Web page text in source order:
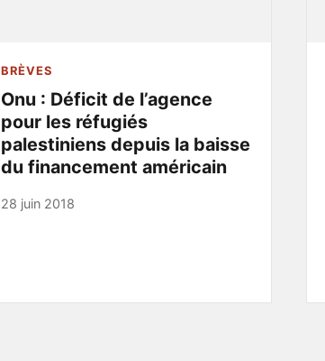
BRÈVES
Onu : Déficit de l’agence
pour les réfugiés
palestiniens depuis la baisse
du financement américain
28 juin 2018